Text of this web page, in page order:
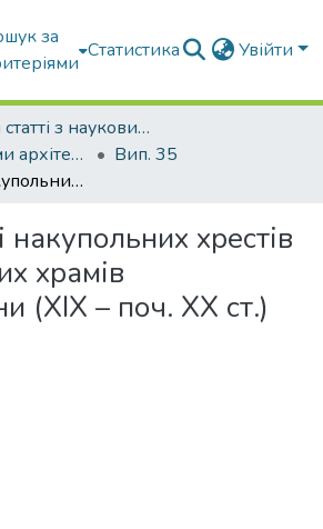
за
Статистика Увійти
Вибрані статті з наукових збірників КНУБА
Сучасні проблеми архітектури та містобудування
Вип. 35
Особливості накупольних хрестів православних храмів Чернігівщини (ХІХ – поч. ХХ ст.)
накупольних хрестів
храмів
(ХІХ – поч. ХХ ст.)